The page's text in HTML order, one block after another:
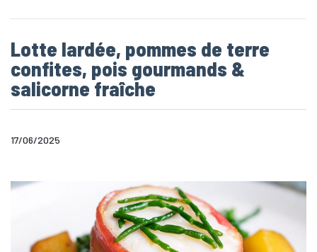
Lotte lardée, pommes de terre
confites, pois gourmands &
salicorne fraîche
17/06/2025